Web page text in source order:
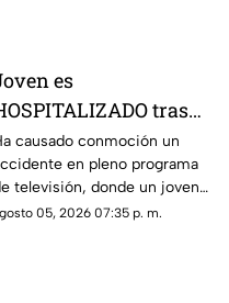
es
tras
desde 8 metros de
en programa de
(+VIDEO)
causado conmoción un
en pleno programa
televisión, donde un joven
una caída y terminó
05, 2026 07:35 p. m.